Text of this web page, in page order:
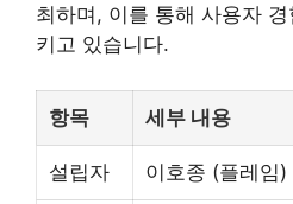
최하며, 이를 통해 사용자
키고 있습니다.
항목 세부 내용
설립자 이호종 (플레임)